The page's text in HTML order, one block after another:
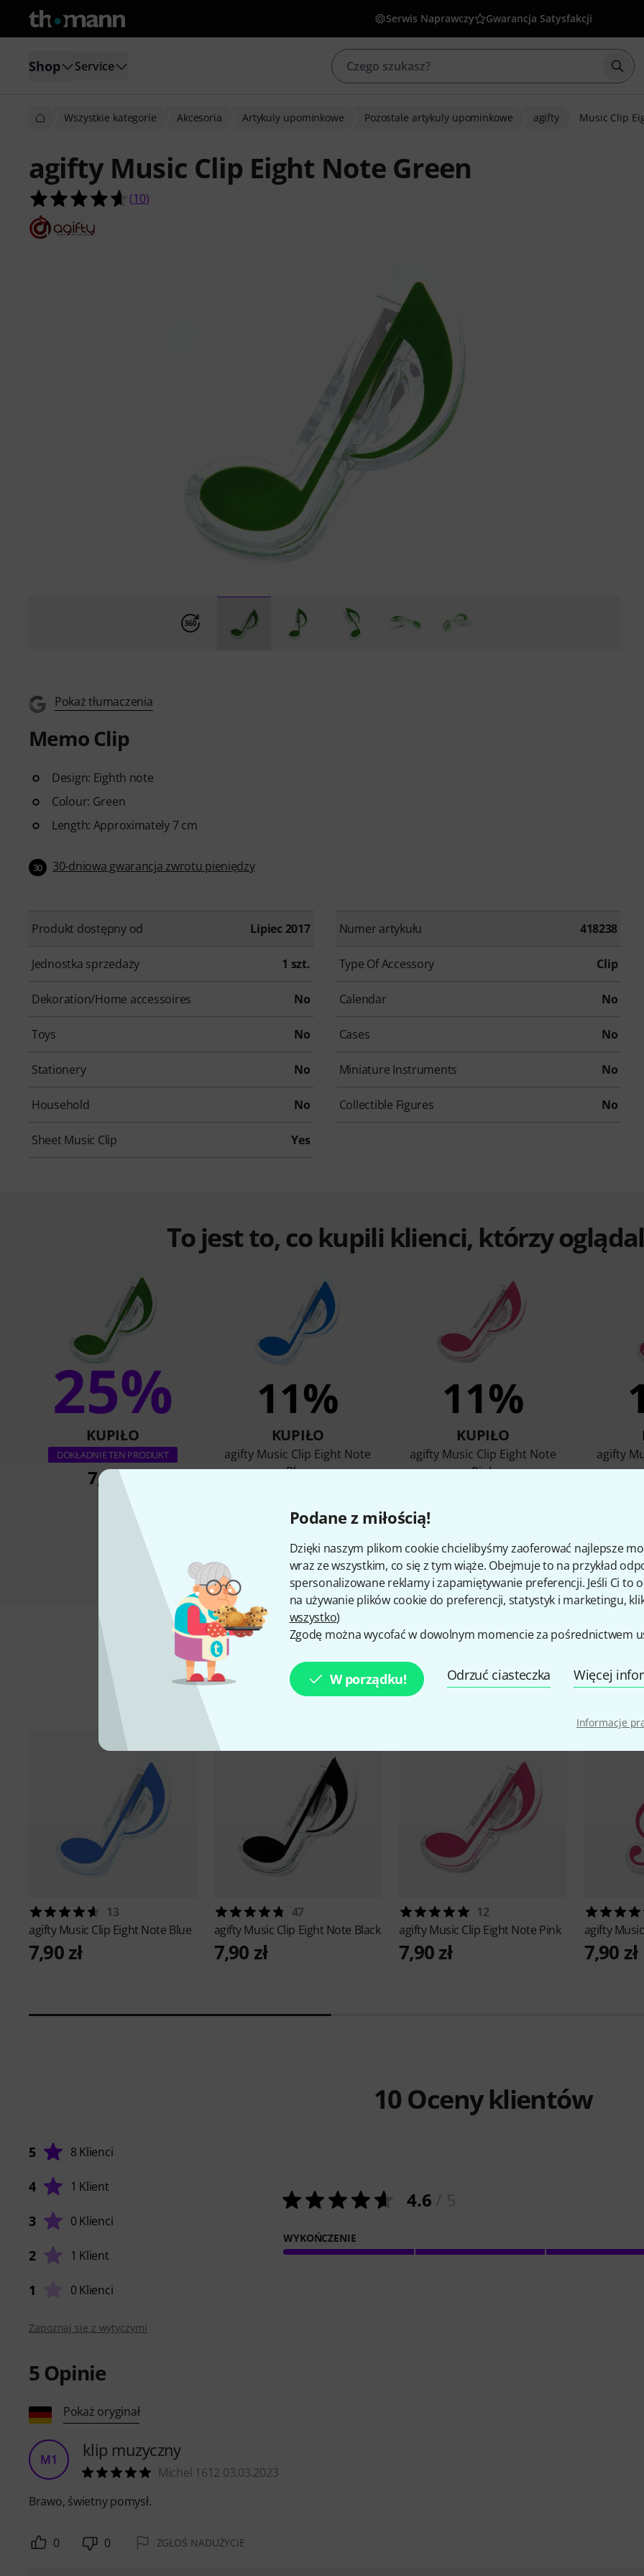
Podane z miłością!
Dzięki naszym plikom cookie chcielibyśmy zaoferować najlepsze
wraz ze wszystkim, co się z tym wiąże. Obejmuje to na przykład
spersonalizowane reklamy i zapamiętywanie preferencji. Jeśli Ci to
na używanie plików cookie do preferencji, statystyk i marketingu,
wszystko)
Zgodę można wycofać w dowolnym momencie za pośrednictwem
W porządku! Odrzuć ciasteczka Więcej
Informacje
Serwis Naprawczy Gwarancja Satysfakcji
Shop Service
Wszystkie kategorie Akcesoria Artykuly upominkowe Pozostale artykuly upominkowe agifty Music Clip
agifty Music Clip Eight Note Green
4.6 na 5 gwiazdek z 10 ocen klientów
(10)
Pokaż tłumaczenia
Memo Clip
Design: Eighth note
Colour: Green
Length: Approximately 7 cm
30 30-dniowa gwarancja zwrotu pieniędzy
Produkt dostępny od Lipiec 2017 Numer artykułu 418238
Jednostka sprzedaży 1 szt. Type Of Accessory Clip
Dekoration/Home accessoires No Calendar No
Toys No Cases No
Stationery No Miniature Instruments No
Household No Collectible Figures No
Sheet Music Clip Yes
To jest to, co kupili klienci, którzy
25%
KUPIŁO
DOKŁADNIE TEN PRODUKT
7,90 zł
11%
KUPIŁO
agifty Music Clip Eight Note
Blue
11%
KUPIŁO
agifty Music Clip Eight Note
Pink
agifty
porównaj
Akcesoria i pasujące
13
agiftyMusic Clip Eight Note Blue
7,90 zł
47
agiftyMusic Clip Eight Note Black
7,90 zł
12
agiftyMusic Clip Eight Note Pink
7,90 zł
agifty
7,90 zł
10 Oceny klientów
5 8 Klienci
4 1 Klient
3 0 Klienci
2 1 Klient
1 0 Klienci
4.6
WYKOŃCZENIE
Zapoznaj się z wytyczymi
5Opinie
Pokaż oryginał
M1 klip muzyczny
Michel 1612 03.03.2023
Brawo, świetny pomysł.
0 0 ZGŁOŚ NADUŻYCIE